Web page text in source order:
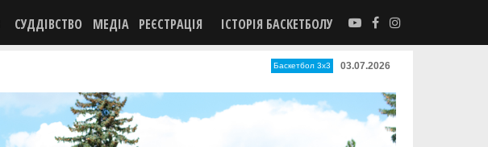
СУДДІВСТВО МЕДІА РЕЄСТРАЦІЯ ІСТОРІЯ БАСКЕТБОЛУ
Баскетбол 3х3 03.07.2026